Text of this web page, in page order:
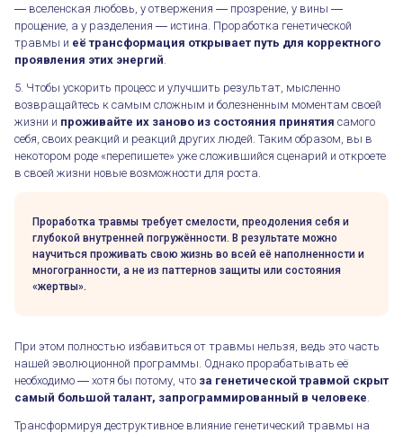
Генетические травмы в Дизайне Человека
― вселенская любовь, у отвержения ― прозрение, у вины ―
прощение, а у разделения ― истина. Проработка генетической
травмы и её трансформация открывает путь для корректного
проявления этих энергий
5. Чтобы ускорить процесс и улучшить результат, мысленно
возвращайтесь к самым сложным и болезненным моментам своей
жизни и проживайте их заново из состояния принятия самого
себя, своих реакций и реакций других людей. Таким образом, вы в
некотором роде «перепишете» уже сложившийся сценарий и откроете
в своей жизни новые возможности для роста.
Проработка травмы требует смелости, преодоления себя и
глубокой внутренней погружённости. В результате можно
научиться проживать свою жизнь во всей её наполненности и
многогранности, а не из паттернов защиты или состояния
«жертвы».
При этом полностью избавиться от травмы нельзя, ведь это часть
нашей эволюционной программы. Однако прорабатывать её
необходимо ― хотя бы потому, что за генетической травмой скрыт
самый большой талант, запрограммированный в человеке
Трансформируя деструктивное влияние генетический травмы на